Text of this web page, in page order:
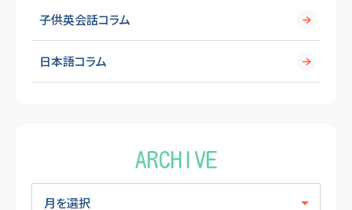
子供英会話コラム
日本語コラム
ARCHIVE